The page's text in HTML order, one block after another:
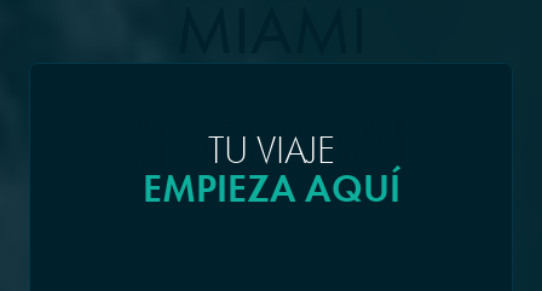
(FLORIDA)
TU VIAJE
EMPIEZA AQUÍ